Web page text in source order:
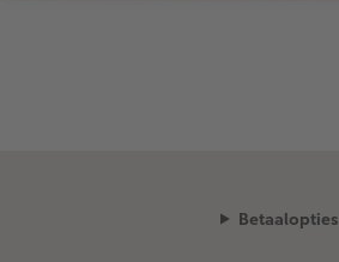
Betaalopties